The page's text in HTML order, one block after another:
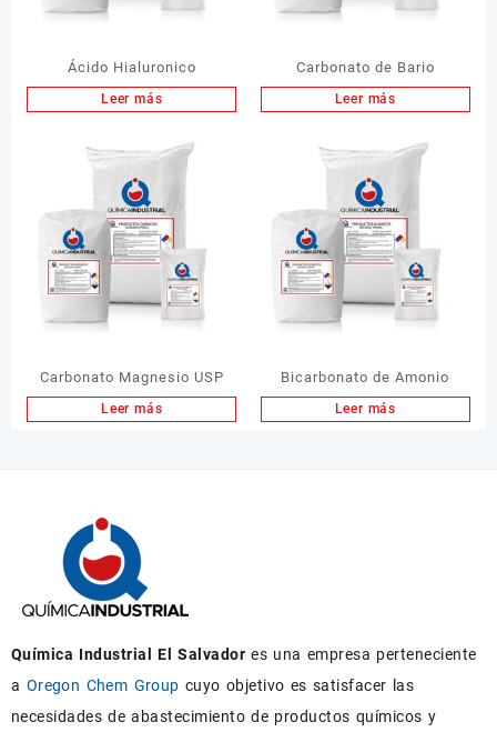
Ácido Hialuronico
Leer más
Carbonato de Bario
Leer más
Carbonato Magnesio USP
Leer más
Bicarbonato de Amonio
Leer más
Química Industrial El Salvador es una empresa perteneciente
a Oregon Chem Group cuyo objetivo es satisfacer las
necesidades de abastecimiento de productos químicos y